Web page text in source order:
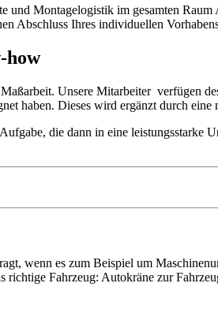
und Montagelogistik im gesamten
Abschluss Ihres individuellen
how
Unsere Mitarbeiter verfügen
haben. Dieses wird ergänzt durch eine
die dann in eine
wenn es zum Beispiel um
Fahrzeug: Autokräne zur